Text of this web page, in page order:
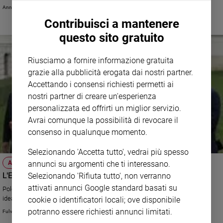
Musica
Famiglia
educazione
Genitori
e
solidarietà
Annachiara Valle
ATTUALITÀ
L'Europa dell'Est è ancora Europa?
Polonia, Ungheria, Repubblica Ceca e Slovacchia hanno la nostra stessa
idea di futuro? I nostri stessi ideali? La storia recente spinge a dubitarne.
Fulvio Scaglione
Contribuisci a mantenere
questo sito gratuito
Riusciamo a fornire informazione gratuita
grazie alla pubblicità erogata dai nostri partner.
Accettando i consensi richiesti permetti ai
nostri partner di creare un'esperienza
personalizzata ed offrirti un miglior servizio.
Avrai comunque la possibilità di revocare il
consenso in qualunque momento.
Selezionando 'Accetta tutto', vedrai più spesso
annunci su argomenti che ti interessano.
Selezionando 'Rifiuta tutto', non verranno
attivati annunci Google standard basati su
cookie o identificatori locali; ove disponibile
potranno essere richiesti annunci limitati.